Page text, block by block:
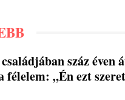
száz éven
félelem: „Én ezt